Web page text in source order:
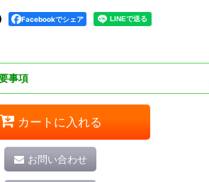
Facebookでシェア
事項
カートに入れる
お問い合わせ